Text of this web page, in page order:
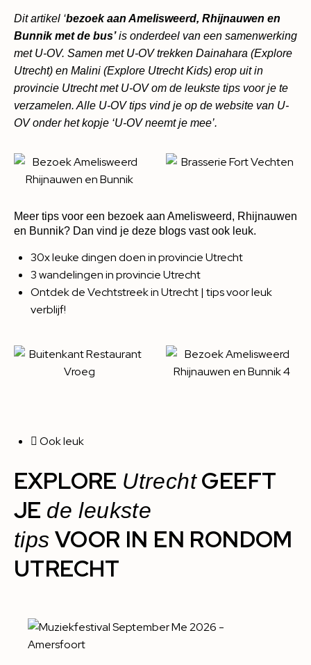
Dit artikel ‘bezoek aan Amelisweerd, Rhijnauwen en
Bunnik met de bus’is onderdeel van een samenwerking
met U-OV. Samen met U-OV trekken Dainahara (Explore
Utrecht) en Malini (Explore Utrecht Kids) erop uit in
provincie Utrecht met U-OV om de leukste tips voor je te
verzamelen. Alle U-OV tips vind je op de website van U-
OV onder het kopje ‘U-OV neemt je mee’.
Meer tips voor een bezoek aan Amelisweerd, Rhijnauwen
en Bunnik? Dan vind je deze blogs vast ook leuk.
30x leuke dingen doen in provincie Utrecht
3 wandelingen in provincie Utrecht
Ontdek de Vechtstreek in Utrecht | tips voor leuk
verblijf!
Ook leuk
EXPLORE UtrechtGEEFT
JE de leukste
tips VOOR IN EN RONDOM
UTRECHT